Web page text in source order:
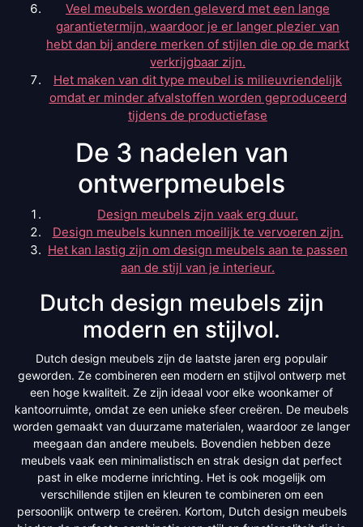
Veel meubels worden geleverd met een lange
garantietermijn, waardoor je er langer plezier van
hebt dan bij andere merken of stijlen die op de markt
verkrijgbaar zijn.
Het maken van dit type meubel is milieuvriendelijk
omdat er minder afvalstoffen worden geproduceerd
tijdens de productiefase
De 3 nadelen van
ontwerpmeubels
Design meubels zijn vaak erg duur.
Design meubels kunnen moeilijk te vervoeren zijn.
Het kan lastig zijn om design meubels aan te passen
aan de stijl van je interieur.
Dutch design meubels zijn
modern en stijlvol.
Dutch design meubels zijn de laatste jaren erg populair
geworden. Ze combineren een modern en stijlvol ontwerp met
een hoge kwaliteit. Ze zijn ideaal voor elke woonkamer of
kantoorruimte, omdat ze een unieke sfeer creëren. De meubels
worden gemaakt van duurzame materialen, waardoor ze langer
meegaan dan andere meubels. Bovendien hebben deze
meubels vaak een minimalistisch en strak design dat perfect
past in elke moderne inrichting. Het is ook mogelijk om
verschillende stijlen en kleuren te combineren om een
persoonlijk ontwerp te creëren. Kortom, Dutch design meubels